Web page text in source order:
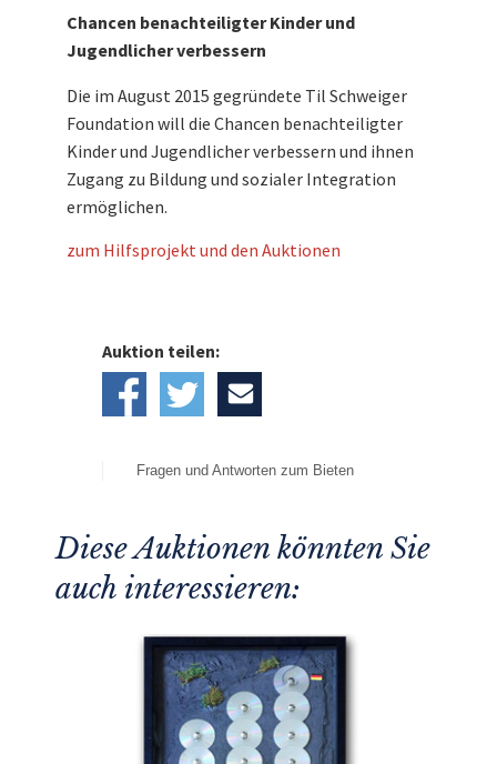
Kosten, an dieTil Schweiger Foundatio
weiter.
Chancen benachteiligter Kinder und
Jugendlicher verbessern
Die im August 2015 gegründete Til Schweiger
Foundation will die Chancen benachteiligter
Kinder und Jugendlicher verbessern und ihnen
Zugang zu Bildung und sozialer Integration
ermöglichen.
zum Hilfsprojekt und den Auktionen
Auktion teilen:
Fragen und Antworten zum Bieten
Diese Auktionen könnten Sie
auch interessieren: